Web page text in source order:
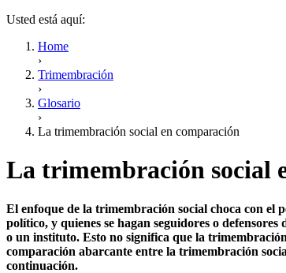
Usted está aquí:
Home
›
Trimembración
›
Glosario
›
La trimembración social en comparación
La trimembración social
El enfoque de la trimembración social choca con
político, y quienes se hagan seguidores o
o un instituto. Esto no significa que la
comparación abarcante entre la trimembración
continuación.